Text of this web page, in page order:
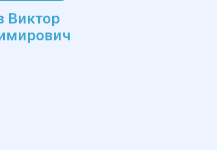
Виктор